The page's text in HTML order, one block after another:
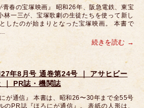
青春の宝塚映画』 昭和26年、阪急電鉄、東宝
林一三が、宝塚歌劇の生徒たちを使って新し
したのが始まりとなった宝塚映画。 本書で
続きを読む
27年8月号 通巻第24号 ｜ アサヒビー
｜ PR誌・機関誌
が通信』 本書は、昭和26〜30年まで全55号
のPR誌『ほろにが通信』。 表紙の人形は、